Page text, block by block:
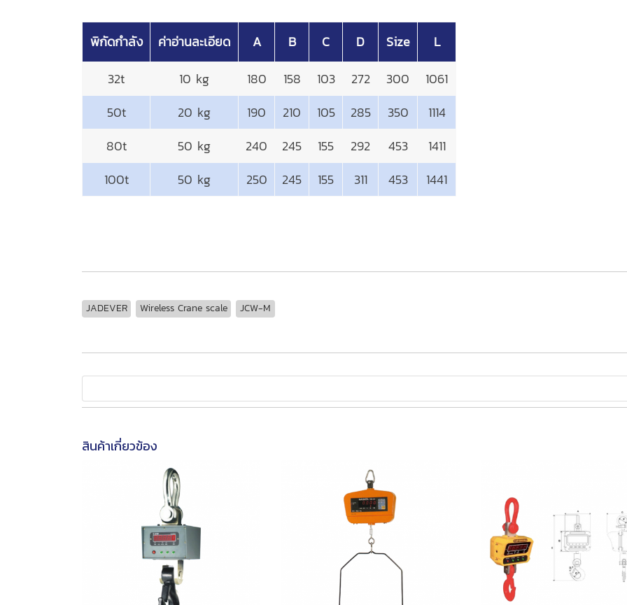
พิกัดกำลัง ค่าอ่านละเอียด A B C D Size
L
32t
10 kg 180 158 103 272 300
1061
50t
20 kg 190 210 105 285 350
1114
80t
50 kg 240 245 155 292 453
1411
100t
50 kg 250 245 155 311 453 1441
JADEVER Wireless Crane scale JCW-M
สินค้าเกี่ยวข้อง